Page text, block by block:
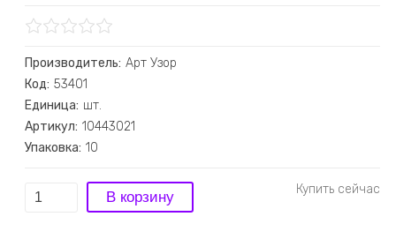
Производитель: Арт Узор
Код: 53401
Единица: шт.
Артикул: 10443021
Упаковка: 10